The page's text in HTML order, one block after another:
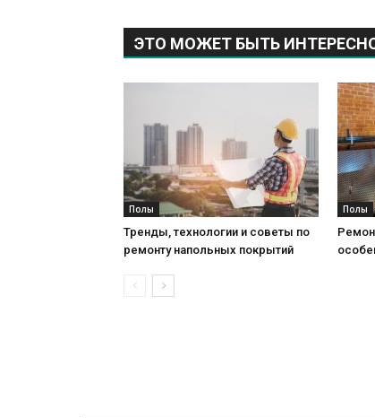
ЭТО МОЖЕТ БЫТЬ
Полы
Тренды, технологии и советы по
ремонту напольных покрытий
Полы